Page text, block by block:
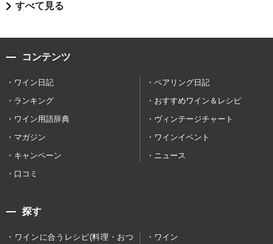
すべて見る
コンテンツ
ワイン日記
ペアリング日記
ランキング
おすすめワイン＆レシピ
ワイン用語辞典
ヴィンテージチャート
マガジン
ワインイベント
キャンペーン
ニュース
口コミ
探す
ワインに合うレシピ(料理・おつ
ワイン